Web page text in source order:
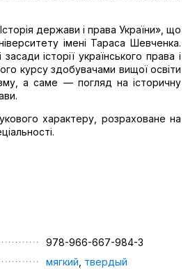
держави і права України», що
імені Тараса Шевченка.
історії українського права і
курсу здобувачами вищої освіти
а саме — погляд на історичну
характеру, розраховане на
978-966-667-984-3
мягкий твердый